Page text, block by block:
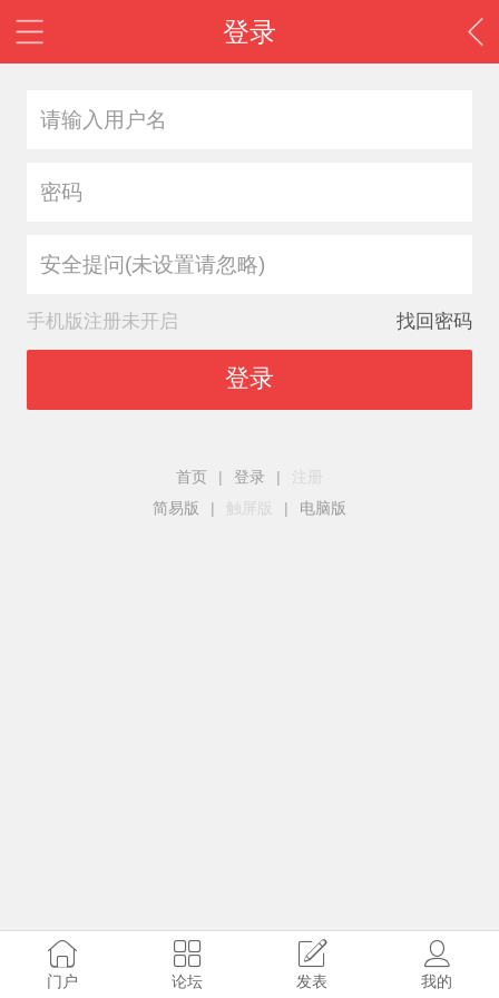
登录
安全提问(未设置请忽略)
手机版注册未开启 找回密码
登录
首页 | 登录 |
注册
简易版
| 触屏版 | 电脑版
门户 论坛 发表 我的